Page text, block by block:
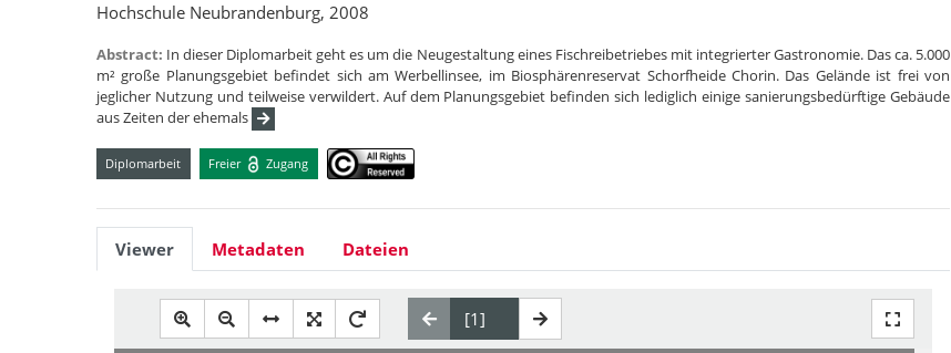
Hochschule Neubrandenburg, 2008
Abstract: In dieser Diplomarbeit geht es um die Neugestaltung eines Fischreibetriebes mit integrierter Gastronomie. Das ca. 5.000
m² große Planungsgebiet befindet sich am Werbellinsee, im Biosphärenreservat Schorfheide Chorin. Das Gelände ist frei von
jeglicher Nutzung und teilweise verwildert. Auf dem Planungsgebiet befinden sich lediglich einige sanierungsbedürftige Gebäude
aus Zeiten der ehemals
Diplomarbeit Freier Zugang
Viewer Metadaten Dateien